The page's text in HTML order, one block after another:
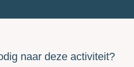
naar deze activiteit?